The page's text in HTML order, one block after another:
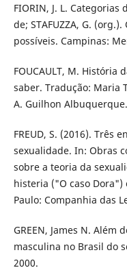
FIORIN, J. L. Categorias
de; STAFUZZA, G.
possíveis. Campinas:
FOUCAULT, M. História
saber. Tradução: Maria
A. Guilhon
FREUD, S. (2016). Três
sexualidade. In: Obras
sobre a teoria da
histeria ("O caso Dora")
Paulo: Companhia das
GREEN, James N. Além
masculina no Brasil do
2000.